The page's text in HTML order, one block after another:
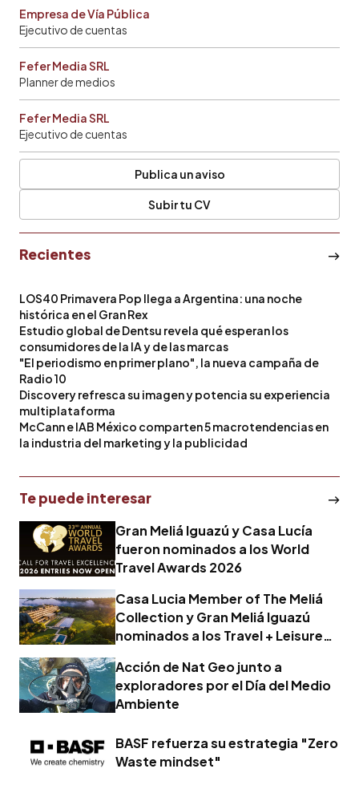
Empresa de Vía Pública
Ejecutivo de cuentas
Fefer Media SRL
Planner de medios
Fefer Media SRL
Ejecutivo de cuentas
Publica un aviso
Subir tu CV
Recientes
LOS40 Primavera Pop llega a Argentina: una noche
histórica en el Gran Rex
Estudio global de Dentsu revela qué esperan los
consumidores de la IA y de las marcas
"El periodismo en primer plano", la nueva campaña de
Radio 10
Discovery refresca su imagen y potencia su experiencia
multiplataforma
McCann e IAB México comparten 5 macrotendencias en
la industria del marketing y la publicidad
Te puede interesar
Gran Meliá Iguazú y Casa Lucía
fueron nominados a los World
Travel Awards 2026
Casa Lucia Member of The Meliá
Collection y Gran Meliá Iguazú
nominados a los Travel + Leisure
Acción de Nat Geo junto a
exploradores por el Día del Medio
Ambiente
BASF refuerza su estrategia "Zero
Waste mindset"